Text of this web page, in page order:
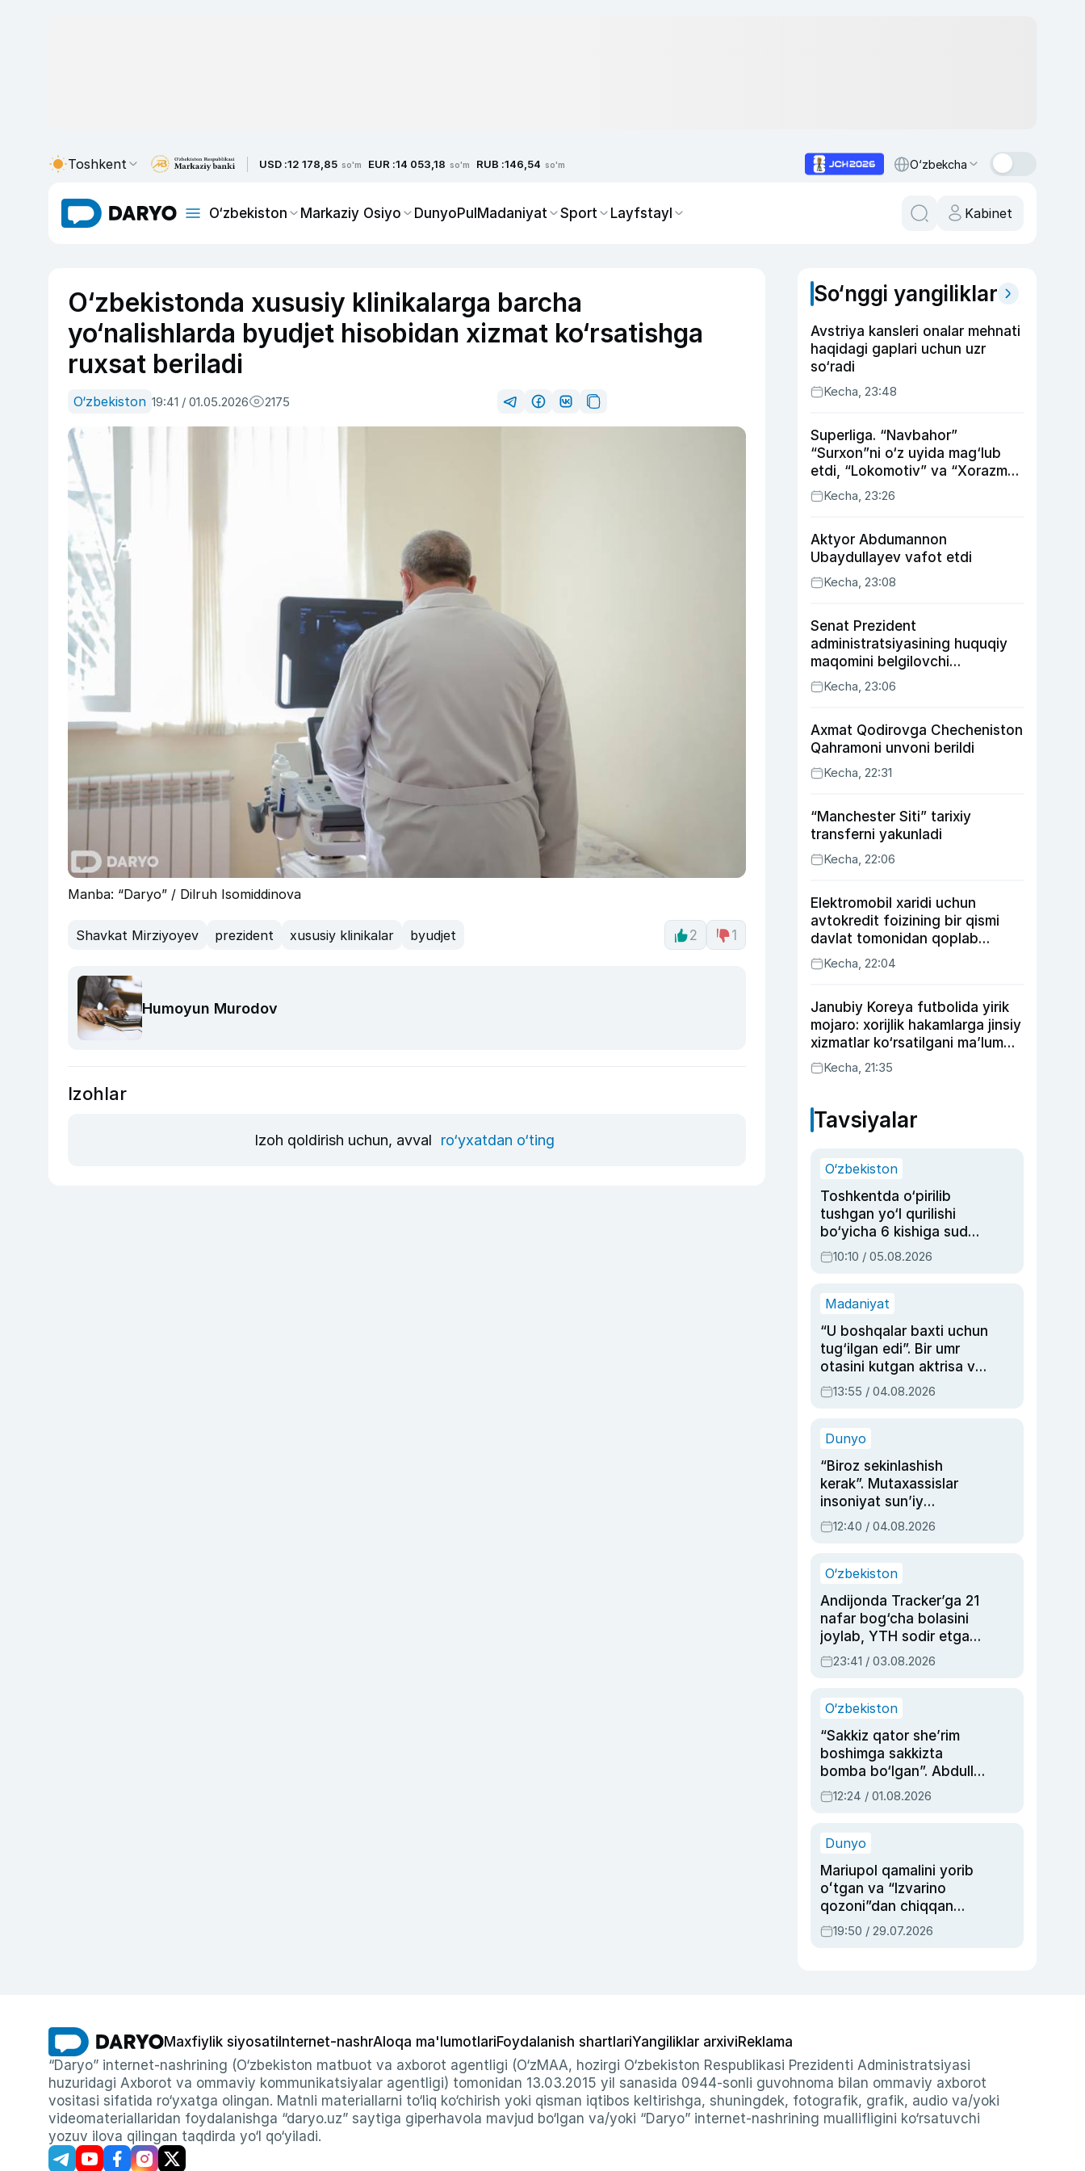
Toshkent USD :12 178,85 so'm EUR :14 053,18 so'm RUB :146,54 so'm O‘zbekcha
O‘zbekiston Markaziy Osiyo DunyoPulMadaniyat Sport Layfstayl Kabinet
O‘zbekistonda xususiy klinikalarga barcha
yo‘nalishlarda byudjet hisobidan xizmat ko‘rsatishga
ruxsat beriladi
O‘zbekiston 19:41 / 01.05.2026 2175
Manba: “Daryo” / Dilruh Isomiddinova
Shavkat Mirziyoyev prezident xususiy klinikalar byudjet 2 1
Humoyun Murodov
Izohlar
Izoh qoldirish uchun, avval ro‘yxatdan o‘ting
So‘nggi yangiliklar
Avstriya kansleri onalar mehnati
haqidagi gaplari uchun uzr
so‘radi
Kecha, 23:48
Superliga. “Navbahor”
“Surxon”ni o‘z uyida mag‘lub
etdi, “Lokomotiv” va “Xorazm”
uyda g‘alaba qozondi
Kecha, 23:26
Aktyor Abdu­mannon
Ubaydullayev vafot etdi
Kecha, 23:08
Senat Prezident
administratsiyasining huquqiy
maqomini belgilovchi
konstitutsiyaviy qonunni
ma’qulladi
Kecha, 23:06
Axmat Qodirovga Checheniston
Qahramoni unvoni berildi
Kecha, 22:31
“Manchester Siti” tarixiy
transferni yakunladi
Kecha, 22:06
Elektromobil xaridi uchun
avtokredit foizining bir qismi
davlat tomonidan qoplab
berilishi mumkin
Kecha, 22:04
Janubiy Koreya futbolida yirik
mojaro: xorijlik hakamlarga jinsiy
xizmatlar ko‘rsatilgani ma’lum
qilindi
Kecha, 21:35
Tavsiyalar
O‘zbekiston
Toshkentda o‘pirilib
tushgan yo‘l qurilishi
bo‘yicha 6 kishiga sud
hukmi o‘qildi
10:10 / 05.08.2026
Madaniyat
“U boshqalar baxti uchun
tug‘ilgan edi”. Bir umr
otasini kutgan aktrisa va
dublyaj ustasi Rimma
Ahmedovaning
13:55 / 04.08.2026
Dunyo
“Biroz sekinlashish
kerak”. Mutaxassislar
insoniyat sun’iy
intellektni boshqara
olmay qolishidan xavotir
12:40 / 04.08.2026
O‘zbekiston
Andijonda Tracker’ga 21
nafar bog‘cha bolasini
joylab, YTH sodir etgan
ayolga sud hukmi o‘qildi
23:41 / 03.08.2026
O‘zbekiston
“Sakkiz qator she’rim
boshimga sakkizta
bomba bo‘lgan”. Abdulla
Oripovni siyosiy
ayblovlardan asrab
12:24 / 01.08.2026
Dunyo
Mariupol qamalini yorib
oʻtgan va “Izvarino
qozoni”dan chiqqan
qahramon — Ukraina
armiyasi bosh
19:50 / 29.07.2026
Maxfiylik siyosati Internet-nashrAloqa ma'lumotlariFoydalanish shartlariYangiliklar arxiviReklama
“Daryo” internet-nashrining (O‘zbekiston matbuot va axborot agentligi (O‘zMAA, hozirgi O‘zbekiston Respublikasi Prezidenti Administratsiyasi
huzuridagi Axborot va ommaviy kommunikatsiyalar agentligi) tomonidan 13.03.2015 yil sanasida 0944-sonli guvohnoma bilan ommaviy axborot
vositasi sifatida ro‘yxatga olingan. Matnli materiallarni to‘liq ko‘chirish yoki qisman iqtibos keltirishga, shuningdek, fotografik, grafik, audio va/yoki
videomateriallaridan foydalanishga “daryo.uz” saytiga giperhavola mavjud bo‘lgan va/yoki “Daryo” internet-nashrining muallifligini ko‘rsatuvchi
yozuv ilova qilingan taqdirda yo‘l qo‘yiladi.